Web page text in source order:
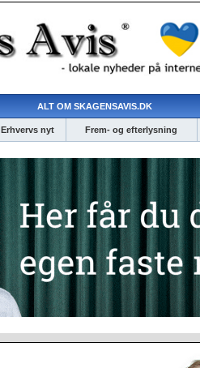
ALT OM SKAGENSAVIS.DK
Erhvervs nyt Frem- og efterlysning